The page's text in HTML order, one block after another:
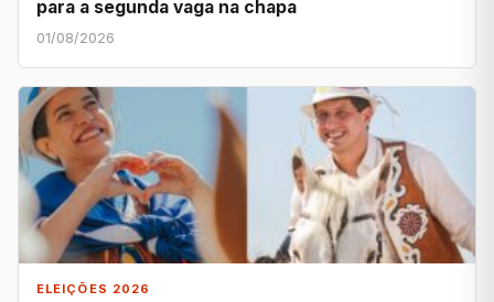
para a segunda vaga na chapa
01/08/2026
ELEIÇÕES 2026